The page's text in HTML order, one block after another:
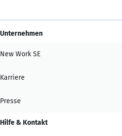
Unternehmen
New Work SE
Karriere
Presse
Hilfe & Kontakt